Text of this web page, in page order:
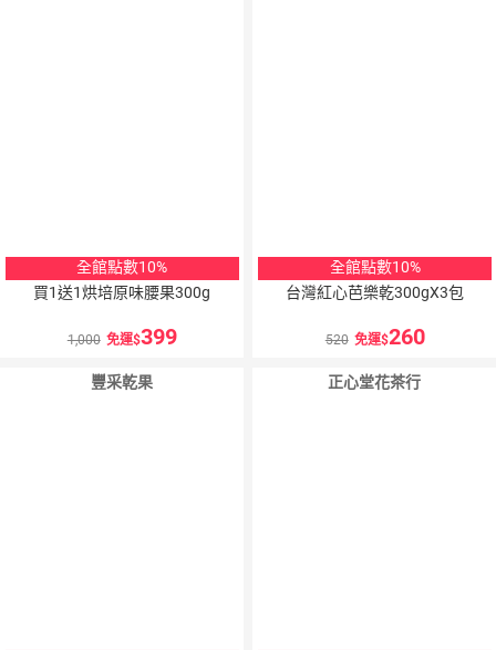
全館點數10%
買1送1烘培原味腰果300g
1,000 免運 399
全館點數10%
台灣紅心芭樂乾300gX3包
520 免運 260
豐采乾果 正心堂花茶行